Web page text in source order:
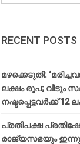
RECENT POSTS
മഴക്കെടുതി:
ലക്ഷം രൂപ; വീടും
നഷ്ടപ്പെട്ടവർക്ക് 12
പ്രതിപക്ഷ
രാജ്യസഭയും